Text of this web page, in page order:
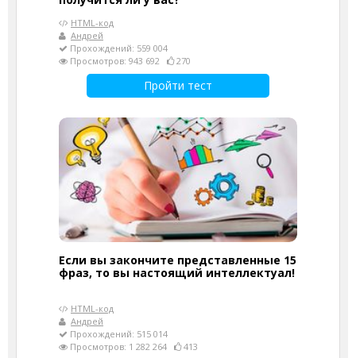
HTML-код
Андрей
Прохождений: 559 004
Просмотров: 943 692
270
Пройти тест
Если вы закончите представленные 15
фраз, то вы настоящий интеллектуал!
HTML-код
Андрей
Прохождений: 515 014
Просмотров: 1 282 264
413